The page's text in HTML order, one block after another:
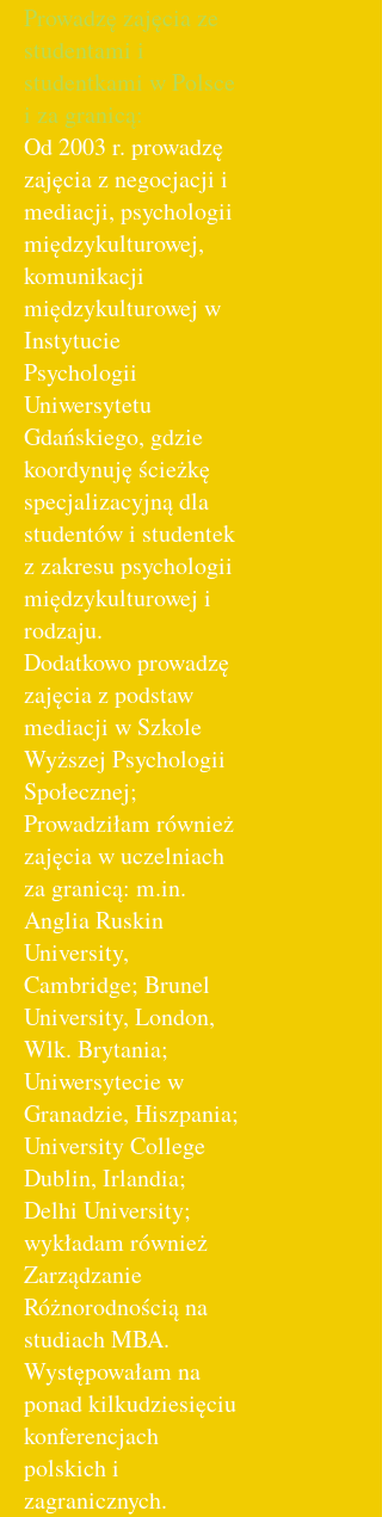
Prowadzę zajęcia ze
studentami i
studentkami w Polsce
i za granicą:
Od 2003 r. prowadzę
zajęcia z negocjacji i
mediacji, psychologii
międzykulturowej,
komunikacji
międzykulturowej w
Instytucie
Psychologii
Uniwersytetu
Gdańskiego, gdzie
koordynuję ścieżkę
specjalizacyjną dla
studentów i studentek
z zakresu psychologii
międzykulturowej i
rodzaju.
Dodatkowo prowadzę
zajęcia z podstaw
mediacji w Szkole
Wyższej Psychologii
Społecznej;
Prowadziłam również
zajęcia w uczelniach
za granicą: m.in.
Anglia Ruskin
University,
Cambridge; Brunel
University, London,
Wlk. Brytania;
Uniwersytecie w
Granadzie, Hiszpania;
University College
Dublin, Irlandia;
Delhi University;
wykładam również
Zarządzanie
Różnorodnością na
studiach MBA.
Występowałam na
ponad kilkudziesięciu
konferencjach
polskich i
zagranicznych.